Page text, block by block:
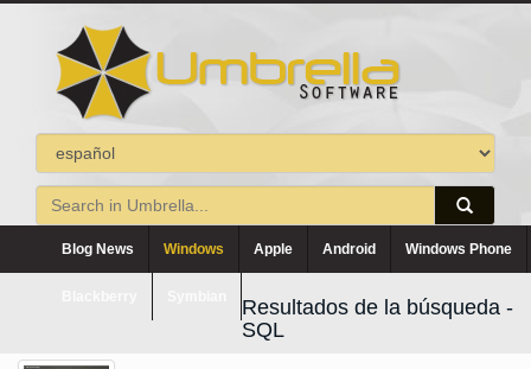
Blog News Windows Apple Android Windows Phone
Resultados de la búsqueda -
SQL